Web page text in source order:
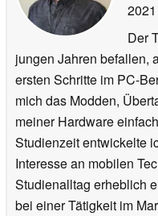
2021
Der
jungen Jahren befallen,
ersten Schritte im PC-
mich das Modden,
meiner Hardware
Studienzeit entwickelte
Interesse an mobilen
Studienalltag erheblich
bei einer Tätigkeit im